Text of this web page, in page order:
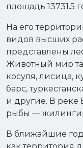
площадь 13731.5
На его
видов высших
представлены
Животный мир
косуля, лисица,
барс,
и другие. В
рыбы —
В ближайшие